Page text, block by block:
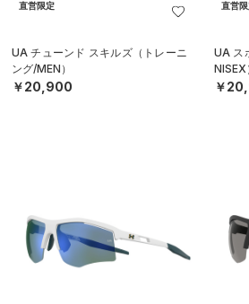
直営限定
UA チューンド スキルズ（トレーニ
ング/MEN）
￥20,900
直営
UA ス
NISEX
￥